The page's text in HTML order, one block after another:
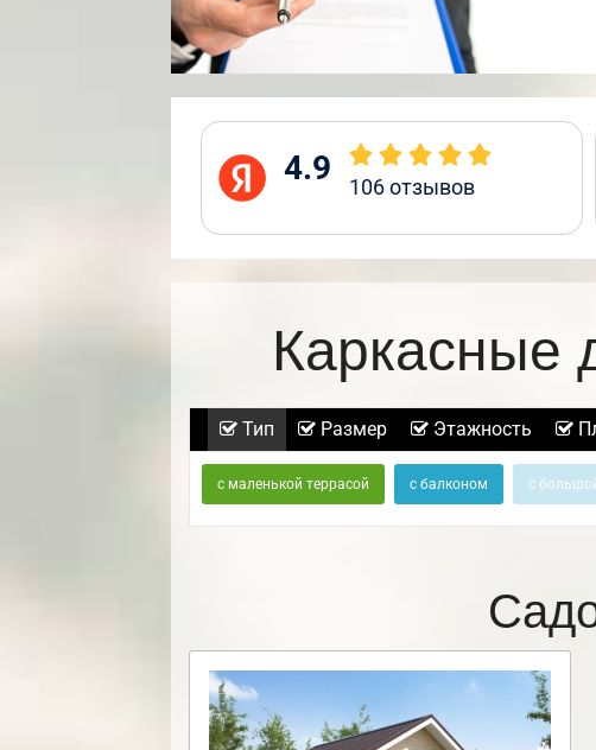
4.9 106отзывов
Каркасные
Тип Размер Этажность
с маленькой террасой с балконом с